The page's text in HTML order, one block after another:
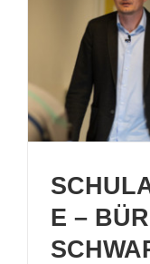
E –